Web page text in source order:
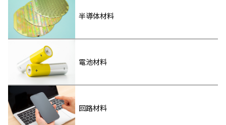
半導体材料
電池材料
回路材料